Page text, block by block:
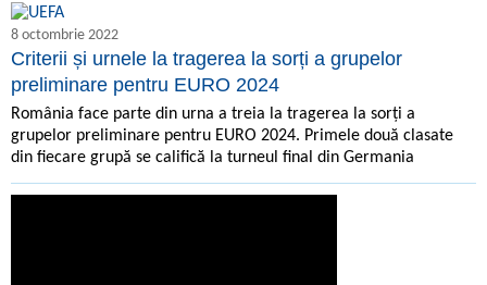
8 octombrie 2022
Criterii și urnele la tragerea la sorți a grupelor
preliminare pentru EURO 2024
România face parte din urna a treia la tragerea la sorți a
grupelor preliminare pentru EURO 2024. Primele două clasate
din fiecare grupă se califică la turneul final din Germania